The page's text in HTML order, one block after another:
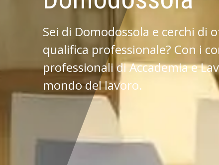
Sei di Domodossola e cerchi di
qualifica professionale? Con i
professionali di Accademia e
mondo del lavoro.